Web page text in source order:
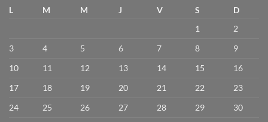
L M M J V S
D
1
2
3
4 5 6 7 8
9
10
11 12 13 14 15
16
17
18 19 20 21 22
23
24
25 26 27 28 29
30